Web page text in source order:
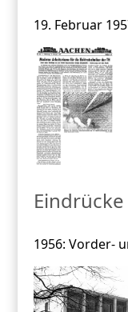
19. Februar
Eindrücke
1956: Vorder-